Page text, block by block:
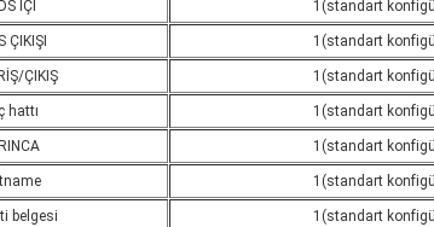
İÇİ 1(standart
ÇIKIŞI 1(standart
ÇIKIŞ 1(standart
hattı 1(standart
1(standart
1(standart
belgesi 1(standart